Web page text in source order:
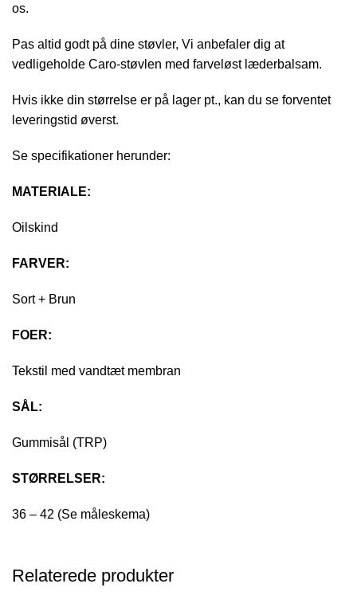
os.
Pas altid godt på dine støvler, Vi anbefaler dig at
vedligeholde Caro-støvlen med farveløst læderbalsam.
Hvis ikke din størrelse er på lager pt., kan du se forventet
leveringstid øverst.
Se specifikationer herunder:
MATERIALE:
Oilskind
FARVER:
Sort + Brun
FOER:
Tekstil med vandtæt membran
SÅL:
Gummisål (TRP)
STØRRELSER:
36 – 42 (Se måleskema)
Relaterede produkter